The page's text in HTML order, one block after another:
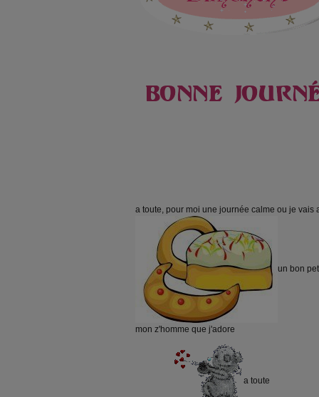
a toute, pour moi une journée calme ou je vais
un bon
mon z'homme que j'adore
a toute